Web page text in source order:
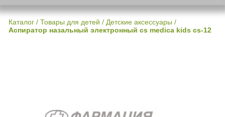
Каталог / Товары для детей / Детские аксессуары /
Аспиратор назальный электронный cs medica kids cs-12